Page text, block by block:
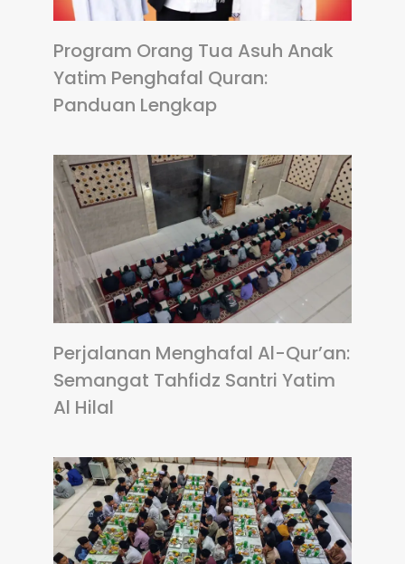
Program Orang Tua Asuh Anak
Yatim Penghafal Quran:
Panduan Lengkap
Perjalanan Menghafal Al-Qur’an:
Semangat Tahfidz Santri Yatim
Al Hilal